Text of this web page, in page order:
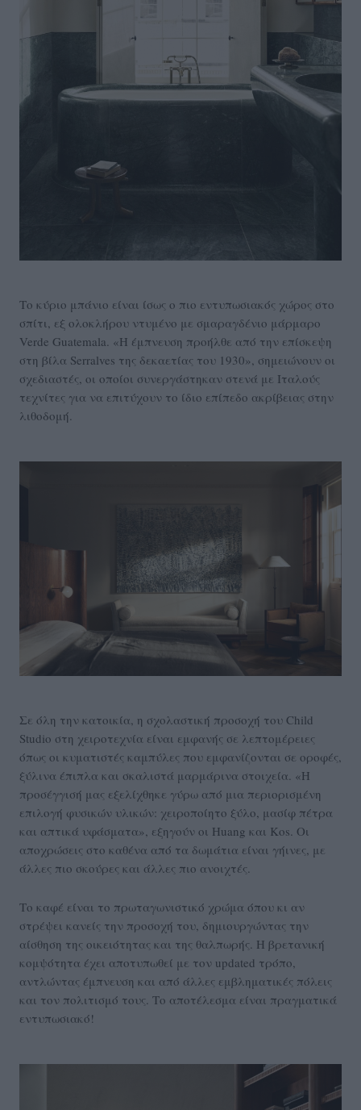
Το κύριο μπάνιο είναι ίσως ο πιο εντυπωσιακός χώρος στο
σπίτι, εξ ολοκλήρου ντυμένο με σμαραγδένιο μάρμαρο
Verde Guatemala. «Η έμπνευση προήλθε από την επίσκεψη
στη βίλα Serralves της δεκαετίας του 1930», σημειώνουν οι
σχεδιαστές, οι οποίοι συνεργάστηκαν στενά με Ιταλούς
τεχνίτες για να επιτύχουν το ίδιο επίπεδο ακρίβειας στην
λιθοδομή.
Σε όλη την κατοικία, η σχολαστική προσοχή του Child
Studio στη χειροτεχνία είναι εμφανής σε λεπτομέρειες
όπως οι κυματιστές καμπύλες που εμφανίζονται σε οροφές,
ξύλινα έπιπλα και σκαλιστά μαρμάρινα στοιχεία. «Η
προσέγγισή μας εξελίχθηκε γύρω από μια περιορισμένη
επιλογή φυσικών υλικών: χειροποίητο ξύλο, μασίφ πέτρα
και απτικά υφάσματα», εξηγούν οι Huang και Kos. Οι
αποχρώσεις στο καθένα από τα δωμάτια είναι γήινες, με
άλλες πιο σκούρες και άλλες πιο ανοιχτές.
Το καφέ είναι το πρωταγωνιστικό χρώμα όπου κι αν
στρέψει κανείς την προσοχή του, δημιουργώντας την
αίσθηση της οικειότητας και της θαλπωρής. Η βρετανική
κομψότητα έχει αποτυπωθεί με τον updated τρόπο,
αντλώντας έμπνευση και από άλλες εμβληματικές πόλεις
και τον πολιτισμό τους. Το αποτέλεσμα είναι πραγματικά
εντυπωσιακό!